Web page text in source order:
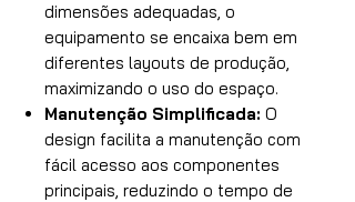
dimensões adequadas, o
equipamento se encaixa bem em
diferentes layouts de produção,
maximizando o uso do espaço.
Manutenção Simplificada: O
design facilita a manutenção com
fácil acesso aos componentes
principais, reduzindo o tempo de